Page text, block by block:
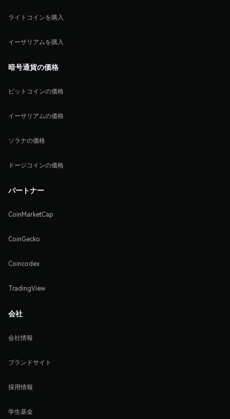
ライトコインを購入
イーサリアムを購入
暗号通貨の価格
ビットコインの価格
イーサリアムの価格
ソラナの価格
ドージコインの価格
パートナー
CoinMarketCap
CoinGecko
Coincodex
TradingView
会社
会社情報
ブランドサイト
採用情報
学生基金